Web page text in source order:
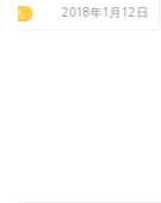
立ち 2018年1月12日